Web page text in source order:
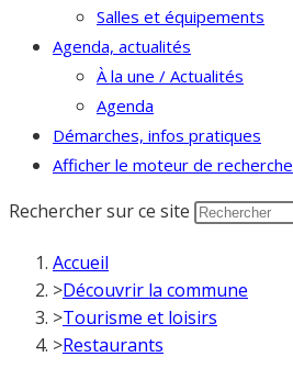
Salles et équipements
Agenda, actualités
À la une / Actualités
Agenda
Démarches, infos pratiques
Afficher le moteur de recherche
Rechercher sur ce site
Accueil
>Découvrir la commune
>Tourisme et loisirs
>Restaurants